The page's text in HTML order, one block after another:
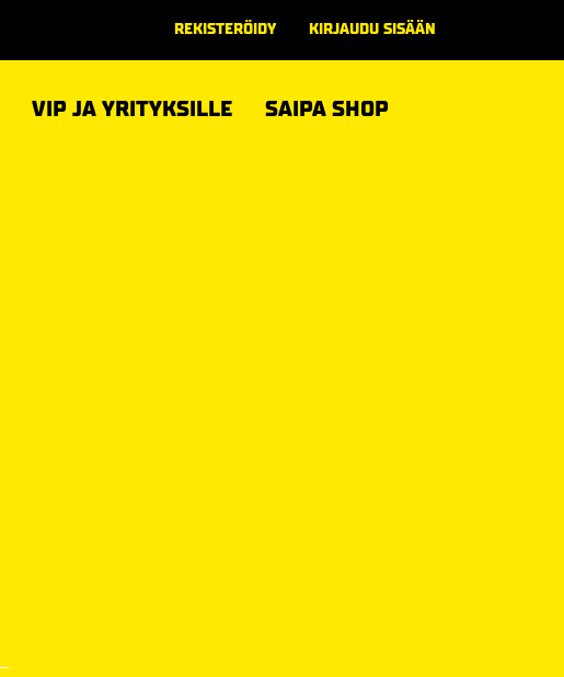
REKISTERÖIDY KIRJAUDU SISÄÄN
VIP JA YRITYKSILLE SAIPA SHOP